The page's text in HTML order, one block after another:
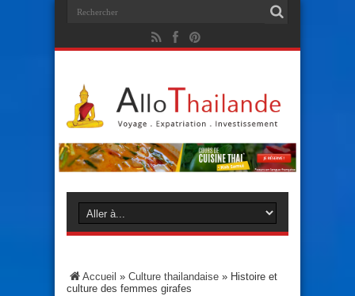
Accueil » Culture thailandaise » Histoire et
culture des femmes girafes